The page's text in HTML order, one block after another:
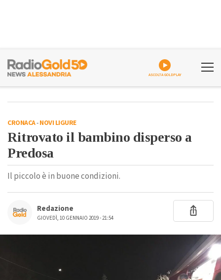
ASCOLTA GOLDPLAY
CRONACA-NOVI LIGURE
Ritrovato il bambino disperso a
Predosa
Il piccolo è in buone condizioni.
Redazione
GIOVEDÌ, 10 GENNAIO 2019 - 21:54